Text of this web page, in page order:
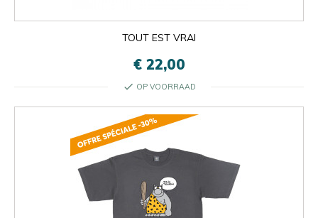
TOUT EST VRAI
€ 22,00
check OP VOORRAAD